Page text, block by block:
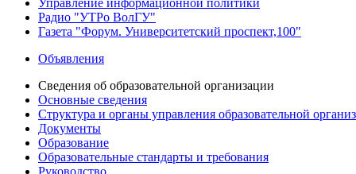
Управление информационной политики
Радио "УТРо ВолГУ"
Газета "Форум. Университетский проспект,100"
Объявления
Сведения об образовательной организации
Основные сведения
Структура и органы управления образовательной
Документы
Образование
Образовательные стандарты и требования